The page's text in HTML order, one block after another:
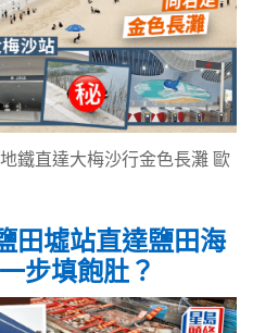
鐵直達大梅沙行金色長灘 歐
田墟站直達鹽田海
步填飽肚？